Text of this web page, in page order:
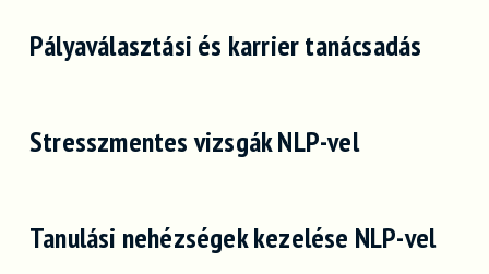
Pályaválasztási és karrier tanácsadás
Stresszmentes vizsgák NLP-vel
Tanulási nehézségek kezelése NLP-vel